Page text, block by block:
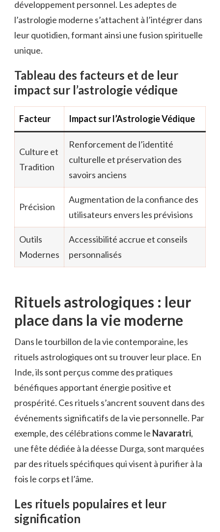
développement personnel. Les adeptes de
l’astrologie moderne s’attachent à l’intégrer dans
leur quotidien, formant ainsi une fusion spirituelle
unique.
Tableau des facteurs et de leur
impact sur l’astrologie védique
Facteur Impact sur l’Astrologie Védique
Culture et
Tradition
Renforcement de l’identité
culturelle et préservation des
savoirs anciens
Précision
Augmentation de la confiance des
utilisateurs envers les prévisions
Outils
Modernes
Accessibilité accrue et conseils
personnalisés
Rituels astrologiques : leur
place dans la vie moderne
Dans le tourbillon de la vie contemporaine, les
rituels astrologiques ont su trouver leur place. En
Inde, ils sont perçus comme des pratiques
bénéfiques apportant énergie positive et
prospérité. Ces rituels s’ancrent souvent dans des
événements significatifs de la vie personnelle. Par
exemple, des célébrations comme le Navaratri,
une fête dédiée à la déesse Durga, sont marquées
par des rituels spécifiques qui visent à purifier à la
fois le corps et l’âme.
Les rituels populaires et leur
signification